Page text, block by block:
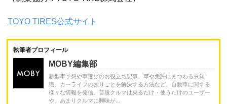
TOYO TIRES公式サイト
執筆者プロフィール
MOBY編集部
新型車予想や車選びのお役立ち記事、車や免許にまつわる豆知
識、カーライフの困りごとを解決する方法など、自動車に関する
様々な情報を発信。普段クルマは乗るだけ・使うだけのユーザー
や、あまりクルマに興味が...